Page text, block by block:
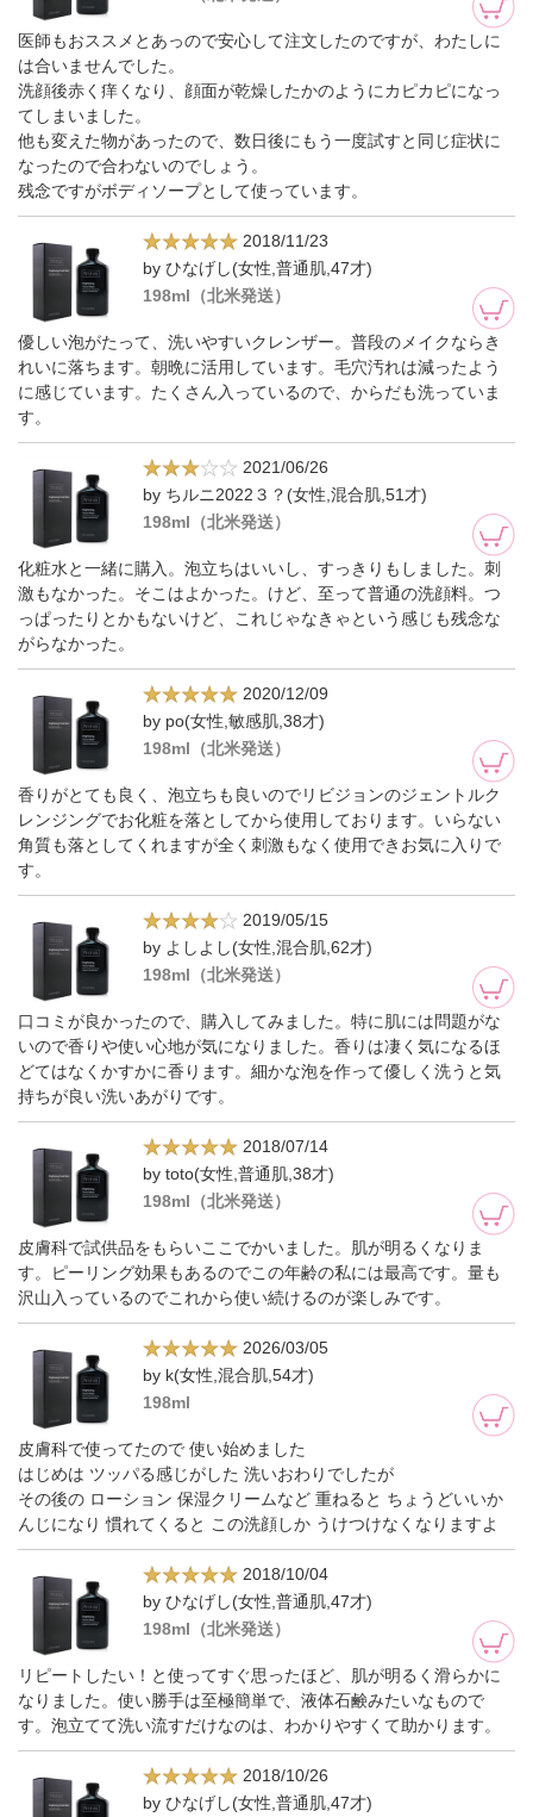
医師もおススメとあっので安心して注文したのですが、わたしに
は合いませんでした。
洗顔後赤く痒くなり、顔面が乾燥したかのようにカピカピになっ
てしまいました。
他も変えた物があったので、数日後にもう一度試すと同じ症状に
なったので合わないのでしょう。
残念ですがボディソープとして使っています。
2018/11/23
by ひなげし(女性,普通肌,47才)
198ml（北米発送）
優しい泡がたって、洗いやすいクレンザー。普段のメイクならき
れいに落ちます。朝晩に活用しています。毛穴汚れは減ったよう
に感じています。たくさん入っているので、からだも洗っていま
す。
2021/06/26
by ちルニ2022３？(女性,混合肌,51才)
198ml（北米発送）
化粧水と一緒に購入。泡立ちはいいし、すっきりもしました。刺
激もなかった。そこはよかった。けど、至って普通の洗顔料。つ
っぱったりとかもないけど、これじゃなきゃという感じも残念な
がらなかった。
2020/12/09
by po(女性,敏感肌,38才)
198ml（北米発送）
香りがとても良く、泡立ちも良いのでリビジョンのジェントルク
レンジングでお化粧を落としてから使用しております。いらない
角質も落としてくれますが全く刺激もなく使用できお気に入りで
す。
2019/05/15
by よしよし(女性,混合肌,62才)
198ml（北米発送）
口コミが良かったので、購入してみました。特に肌には問題がな
いので香りや使い心地が気になりました。香りは凄く気になるほ
どてはなくかすかに香ります。細かな泡を作って優しく洗うと気
持ちが良い洗いあがりです。
2018/07/14
by toto(女性,普通肌,38才)
198ml（北米発送）
皮膚科で試供品をもらいここでかいました。肌が明るくなりま
す。ピーリング効果もあるのでこの年齢の私には最高です。量も
沢山入っているのでこれから使い続けるのが楽しみです。
2026/03/05
by k(女性,混合肌,54才)
198ml
皮膚科で使ってたので 使い始めました
はじめは ツッパる感じがした 洗いおわりでしたが
その後の ローション 保湿クリームなど 重ねると ちょうどいいか
んじになり 慣れてくると この洗顔しか うけつけなくなりますよ
2018/10/04
by ひなげし(女性,普通肌,47才)
198ml（北米発送）
リピートしたい！と使ってすぐ思ったほど、肌が明るく滑らかに
なりました。使い勝手は至極簡単で、液体石鹸みたいなもので
す。泡立てて洗い流すだけなのは、わかりやすくて助かります。
2018/10/26
by ひなげし(女性,普通肌,47才)